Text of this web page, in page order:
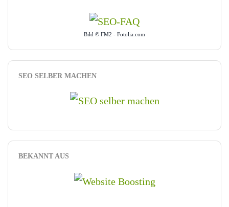
Bild © FM2 - Fotolia.com
SEO SELBER MACHEN
BEKANNT AUS